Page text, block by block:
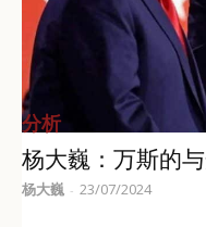
分析
杨大巍：万斯的
杨大巍 - 23/07/2024